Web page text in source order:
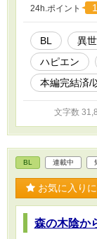
24h.ポイント
BL 異
ハピエン
本編完結済/
文字数
BL 連載中
お気に入り
森の木陰か